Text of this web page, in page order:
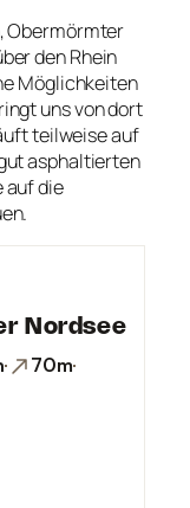
Obermörmter
den Rhein
Möglichkeiten
uns von dort
teilweise auf
asphaltierten
auf die